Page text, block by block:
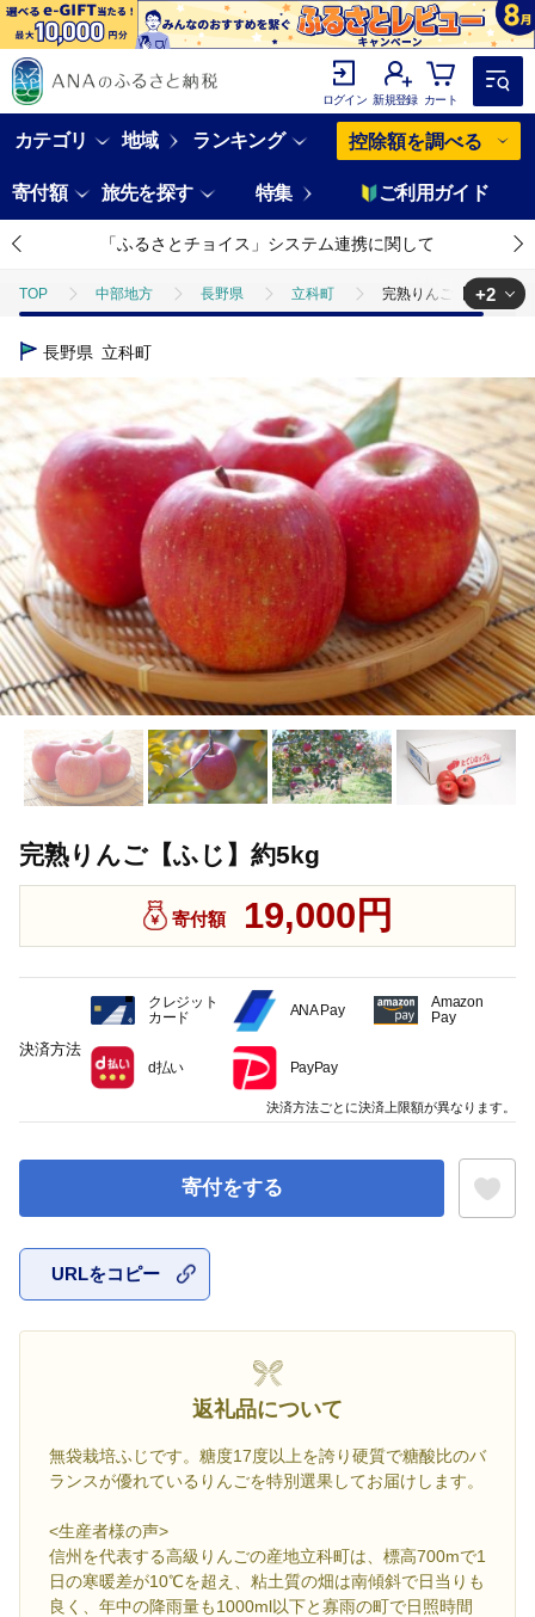
ログイン 新規登録 カート
カテゴリ 地域 ランキング 控除額を調べる
寄付額 旅先を探す 特集 ご利用ガイド
「ふるさとチョイス」システム連携に関して
TOP 中部地方 長野県 立科町 完熟りんご【ふじ】約
TOP
TOP フルーツ 完熟りんご【ふじ】約5kg
+2
長野県 立科町
完熟りんご【ふじ】約5kg
寄付額 19,000円
寄付をする
URLをコピー
返礼品について
無袋栽培ふじです。糖度17度以上を誇り硬質で糖酸比のバ
ランスが優れているりんごを特別選果してお届けします。
<生産者様の声>
信州を代表する高級りんごの産地立科町は、標高700mで1
日の寒暖差が10℃を超え、粘土質の畑は南傾斜で日当りも
良く、年中の降雨量も1000ml以下と寡雨の町で日照時間
決済方法
クレジット
カード
ANA Pay
Amazon
Pay
d払い PayPay
決済方法ごとに決済上限額が異なります。